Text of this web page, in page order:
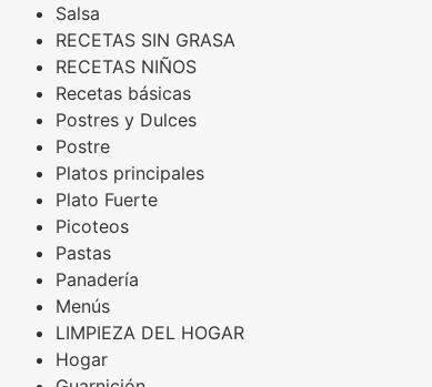
Salsa
RECETAS SIN GRASA
RECETAS NIÑOS
Recetas básicas
Postres y Dulces
Postre
Platos principales
Plato Fuerte
Picoteos
Pastas
Panadería
Menús
LIMPIEZA DEL HOGAR
Hogar